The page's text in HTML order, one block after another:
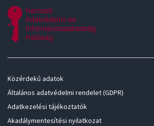
Közérdekű adatok
Általános adatvédelmi rendelet (GDPR)
Adatkezelési tájékoztatók
Akadálymentesítési nyilatkozat